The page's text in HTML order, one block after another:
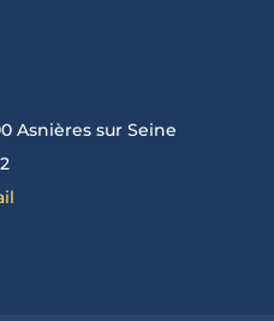
Asnières sur Seine